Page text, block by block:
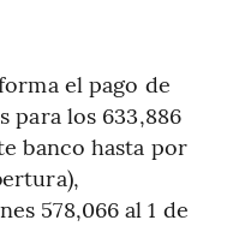
el pago de
para los 633,886
banco hasta por
578,066 al 1 de